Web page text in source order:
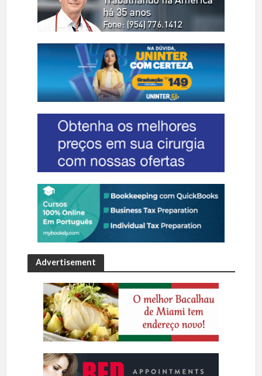
Advertisement